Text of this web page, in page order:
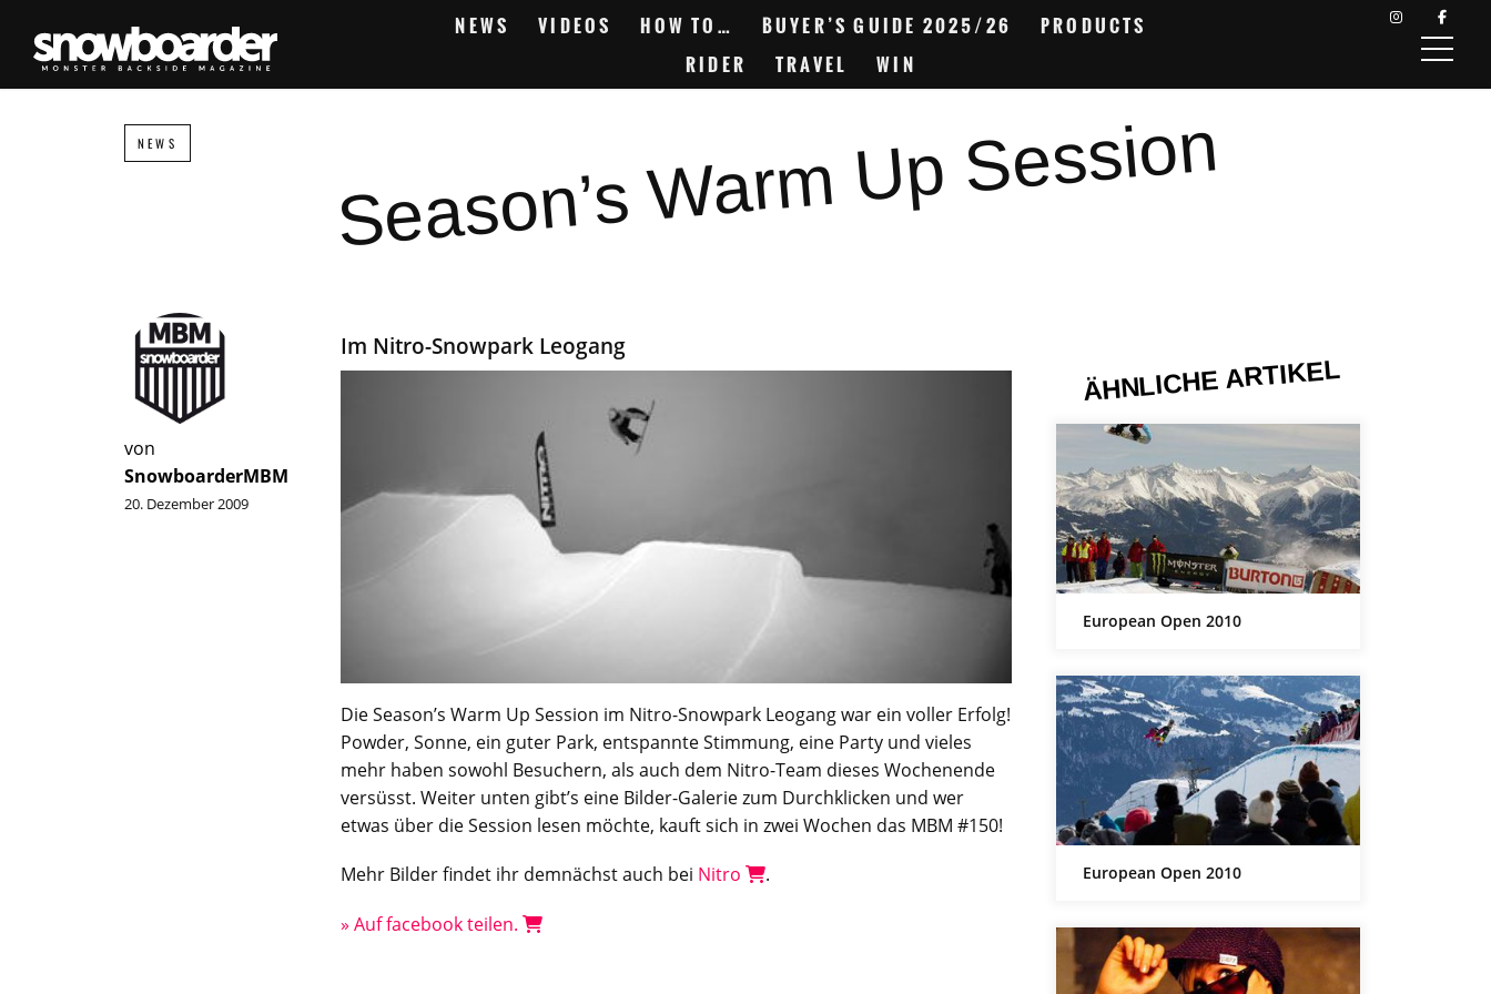
NEWS VIDEOS HOW TO… BUYER’S GUIDE 2025/26
PRODUCTS
RIDER
TRAVEL WIN
NEWS Season’s Warm Up Session
von
SnowboarderMBM
20. Dezember 2009
Im Nitro-Snowpark Leogang
Die Season’s Warm Up Session im Nitro-Snowpark Leogang war ein voller Erfolg!
Powder, Sonne, ein guter Park, entspannte Stimmung, eine Party und vieles
mehr haben sowohl Besuchern, als auch dem Nitro-Team dieses Wochenende
versüsst. Weiter unten gibt’s eine Bilder-Galerie zum Durchklicken und wer
etwas über die Session lesen möchte, kauft sich in zwei Wochen das MBM #150!
Mehr Bilder findet ihr demnächst auch bei Nitro .
» Auf facebook teilen.
ÄHNLICHE ARTIKEL
European Open 2010
European Open 2010